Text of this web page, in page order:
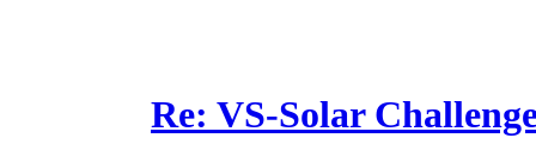
Re: VS-Solar